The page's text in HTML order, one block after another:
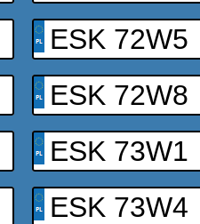
ESK 72W5
ESK 72W8
ESK 73W1
ESK 73W4